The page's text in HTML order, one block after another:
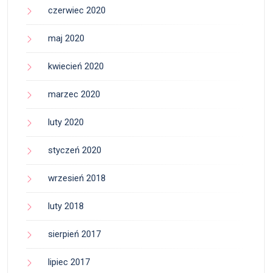
czerwiec 2020
maj 2020
kwiecień 2020
marzec 2020
luty 2020
styczeń 2020
wrzesień 2018
luty 2018
sierpień 2017
lipiec 2017